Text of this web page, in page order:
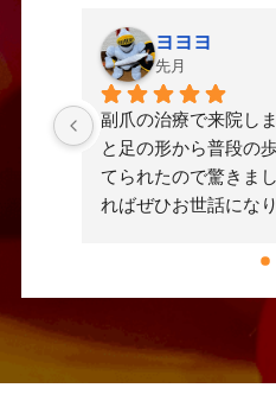
ヨヨヨ
先月
副爪の治療で来院し
と足の形から普段の
てられたので驚きま
ればぜひお世話にな